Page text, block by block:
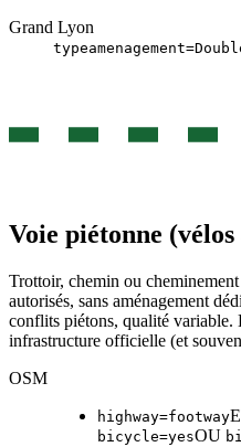
Grand Lyon
Voie piétonne
Trottoir, chemin ou
autorisés, sans aménagement
conflits piétons, qualité
infrastructure officielle (et
OSM
highway=footway
bicycle=yesOU